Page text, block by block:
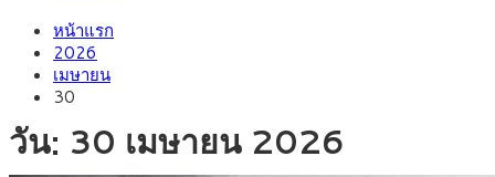
หน้าแรก
2026
เมษายน
30
วัน: 30 เมษายน 2026